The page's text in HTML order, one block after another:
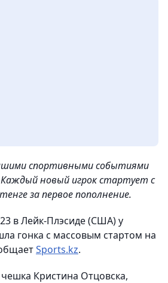
спортивными событиями
Каждый новый игрок стартует с
за первое пополнение.
в Лейк-Плэсиде (США) у
гонка с массовым стартом на
Sports.kz.
Кристина Отцовска,